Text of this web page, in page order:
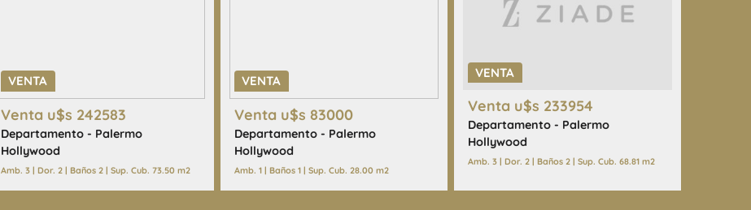
VENTA
Venta u$s 242583
Departamento - Palermo
Hollywood
Amb. 3 | Dor. 2 | Baños 2 | Sup. Cub. 73.50 m2
VENTA
Venta u$s 83000
Departamento - Palermo
Hollywood
Amb. 1 | Baños 1 | Sup. Cub. 28.00 m2
VENTA
Venta u$s 233954
Departamento - Palermo
Hollywood
Amb. 3 | Dor. 2 | Baños 2 | Sup. Cub. 68.81 m2